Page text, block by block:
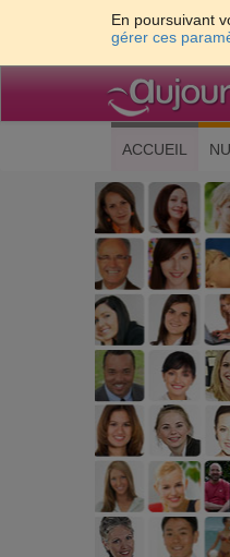
En poursuivant
gérer ces
ACCUEIL